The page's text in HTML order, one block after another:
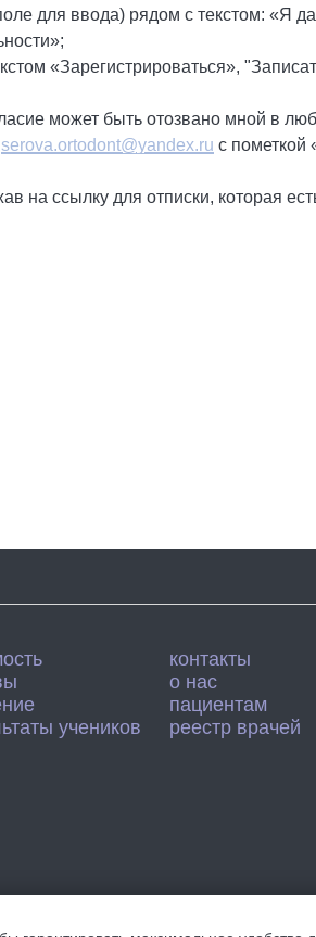
для ввода) рядом с текстом: «Я
«Зарегистрироваться»,
может быть отозвано мной в
serova.ortodont@yandex.ru с пометкой
на ссылку для отписки, которая
учеников
контакты
о нас
пациентам
реестр врачей